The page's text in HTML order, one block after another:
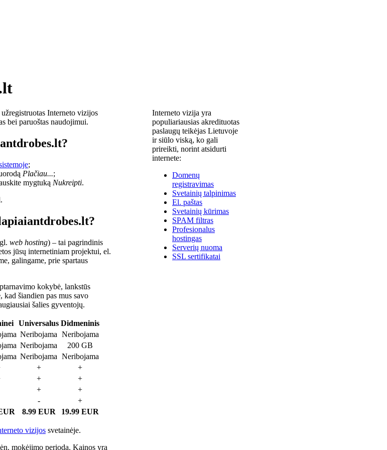
Interneto vizijos
bei paruoštas naudojimui.
;
Plačiau...;
mygtuką Nukreipti.
web hosting) – tai pagrindinis
jūsų internetiniam projektui, el.
galingame, prie spartaus
kokybė, lankstūs
šiandien pas mus savo
šalies gyventojų.
Universalus Didmeninis
Neribojama Neribojama
Neribojama
200 GB
Neribojama Neribojama
+
+
+
+
+
+
-
+
8.99 EUR 19.99 EUR
vizijos svetainėje.
mokėjimo periodą. Kainos yra
Interneto vizija yra
populiariausias akredituotas
paslaugų teikėjas Lietuvoje
ir siūlo viską, ko gali
prireikti, norint atsidurti
internete:
Domenų
registravimas
Svetainių talpinimas
El. paštas
Svetainių kūrimas
SPAM filtras
Profesionalus
hostingas
Serverių nuoma
SSL sertifikatai